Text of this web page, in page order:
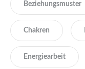
Beziehungsmuster
Chakren
Energiearbeit